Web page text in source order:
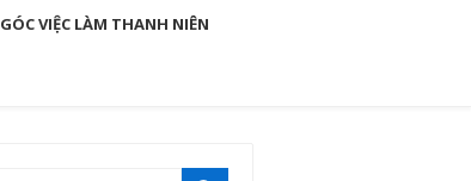
GÓC VIỆC LÀM THANH NIÊN